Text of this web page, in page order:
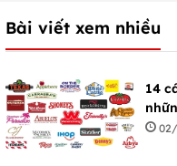
Bài viết xem nhiều
14